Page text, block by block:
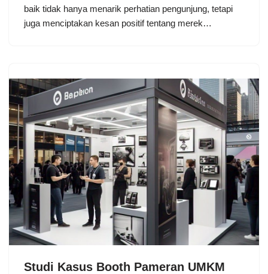
baik tidak hanya menarik perhatian pengunjung, tetapi
juga menciptakan kesan positif tentang merek…
Studi Kasus Booth Pameran UMKM